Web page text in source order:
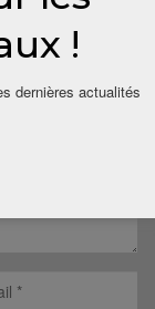
!
dernières actualités